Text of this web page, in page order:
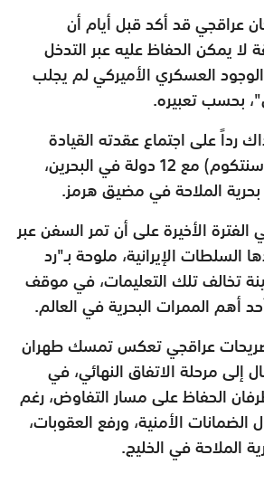
عراقجي قد أكد قبل أيام أن
يمكن الحفاظ عليه عبر التدخل
الوجود العسكري الأميركي لم يجلب
بحسب تعبيره.
رداً على اجتماع عقدته القيادة
المركزية الأميركية (سنتكوم) مع 12 دولة في البحرين،
بحرية الملاحة في مضيق هرمز.
الأخيرة على أن تمر السفن عبر
السلطات الإيرانية، ملوحة بـ"رد
تخالف تلك التعليمات، في موقف
أهم الممرات البحرية في العالم.
عراقجي تعكس تمسك طهران
إلى مرحلة الاتفاق النهائي، في
الحفاظ على مسار التفاوض، رغم
الضمانات الأمنية، ورفع العقوبات،
الملاحة في الخليج.